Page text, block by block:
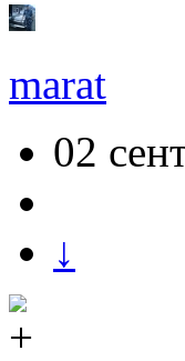
marat
02
↓